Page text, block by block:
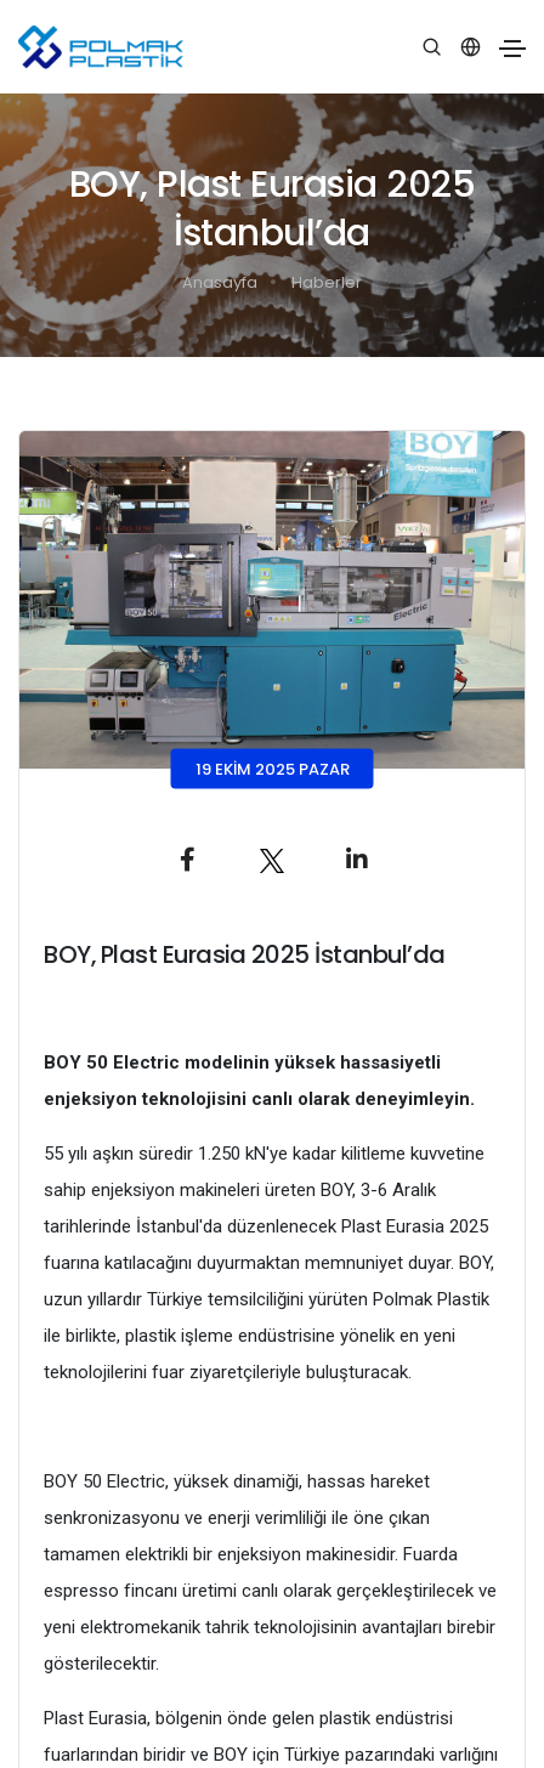
BOY, Plast Eurasia 2025
İstanbul’da
Anasayfa Haberler
19 EKIM 2025 PAZAR
BOY, Plast Eurasia 2025 İstanbul’da
BOY 50 Electric modelinin yüksek hassasiyetli
enjeksiyon teknolojisini canlı olarak deneyimleyin.
55 yılı aşkın süredir 1.250 kN'ye kadar kilitleme kuvvetine
sahip enjeksiyon makineleri üreten BOY, 3-6 Aralık
tarihlerinde İstanbul'da düzenlenecek Plast Eurasia 2025
fuarına katılacağını duyurmaktan memnuniyet duyar. BOY,
uzun yıllardır Türkiye temsilciliğini yürüten Polmak Plastik
ile birlikte, plastik işleme endüstrisine yönelik en yeni
teknolojilerini fuar ziyaretçileriyle buluşturacak.
BOY 50 Electric, yüksek dinamiği, hassas hareket
senkronizasyonu ve enerji verimliliği ile öne çıkan
tamamen elektrikli bir enjeksiyon makinesidir. Fuarda
espresso fincanı üretimi canlı olarak gerçekleştirilecek ve
yeni elektromekanik tahrik teknolojisinin avantajları birebir
gösterilecektir.
Plast Eurasia, bölgenin önde gelen plastik endüstrisi
fuarlarından biridir ve BOY için Türkiye pazarındaki varlığını